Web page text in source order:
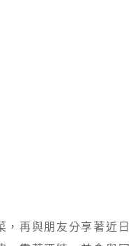
，再與朋友分享著近日